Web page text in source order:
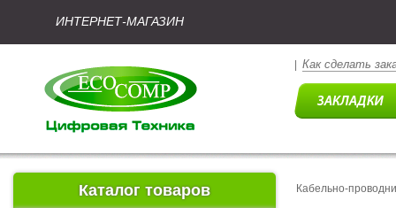
ИНТЕРНЕТ-МАГАЗИН
Как сделать
Каталог товаров Кабельно-